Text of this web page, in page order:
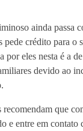
ainda passa
pede crédito para o
por eles nesta é a
devido ao
recomendam que
e entre em contato